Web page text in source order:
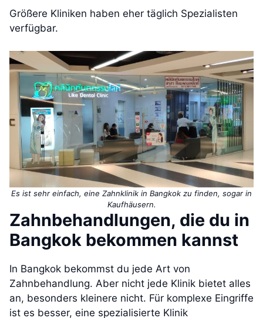
Größere Kliniken haben eher täglich Spezialisten
verfügbar.
Es ist sehr einfach, eine Zahnklinik in Bangkok zu finden, sogar in
Kaufhäusern.
Zahnbehandlungen, die du in
Bangkok bekommen kannst
In Bangkok bekommst du jede Art von
Zahnbehandlung. Aber nicht jede Klinik bietet alles
an, besonders kleinere nicht. Für komplexe Eingriffe
ist es besser, eine spezialisierte Klinik